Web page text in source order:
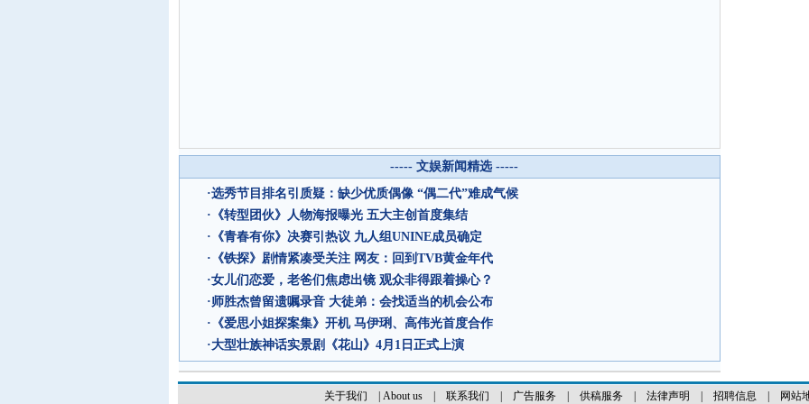
----- 文娱新闻精选 -----
·选秀节目排名引质疑：缺少优质偶像 “偶二代”难成气候
· 《转型团伙》人物海报曝光 五大主创首度集结
· 《青春有你》决赛引热议 九人组UNINE成员确定
· 《铁探》剧情紧凑受关注 网友：回到TVB黄金年代
·女儿们恋爱，老爸们焦虑出镜 观众非得跟着操心？
·师胜杰曾留遗嘱录音 大徒弟：会找适当的机会公布
· 《爱思小姐探案集》开机 马伊琍、高伟光首度合作
·大型壮族神话实景剧《花山》4月1日正式上演
关于我们 About us| 联系我们 广告服务| 供稿服务| 法律声明 招聘信息 网站